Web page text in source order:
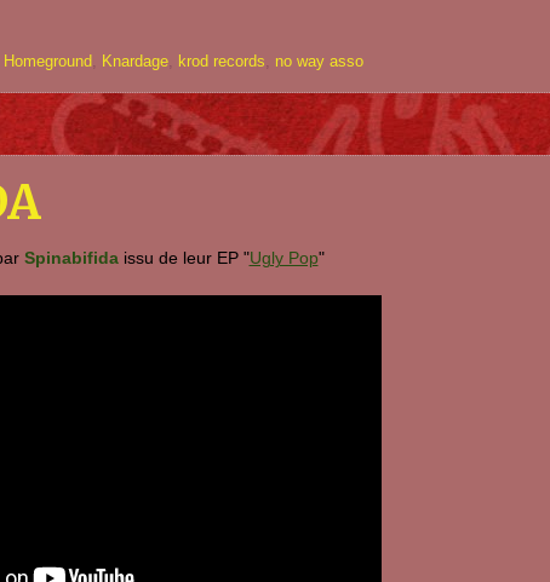
Homeground, Knardage, krod records, no way asso
Spinabifida issu de leur EP "Ugly Pop"